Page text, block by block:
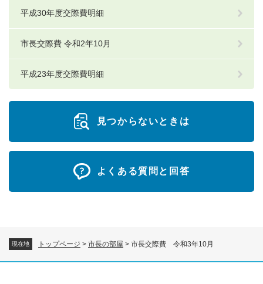
現在地 トップページ > 市長の部屋 > 市長交際費 令和3年10月
平成30年度交際費明細
市長交際費 令和2年10月
平成23年度交際費明細
見つからないときは
よくある質問と回答